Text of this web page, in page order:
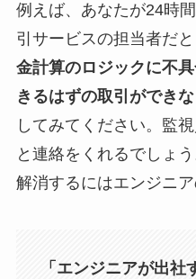
例えば、あなたが24時
引サービスの担当者だと
金計算のロジックに不
きるはずの取引ができ
してみてください。監
と連絡をくれるでしょ
解消するにはエンジニア
「エンジニアが出社